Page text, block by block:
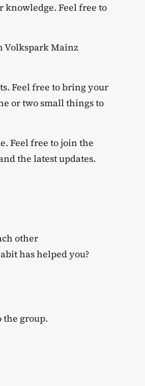
knowledge. Feel free to
Volkspark Mainz
Feel free to bring your
or two small things to
Feel free to join the
the latest updates.
other
has helped you?
the group.